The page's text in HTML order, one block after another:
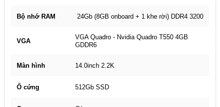
Bộ nhớ RAM 24Gb (8GB onboard + 1 khe rời) DDR4 3200
VGA
VGA Quadro - Nvidia Quadro T550 4GB
GDDR6
Màn hình 14.0inch 2.2K
Ổ cứng 512Gb SSD